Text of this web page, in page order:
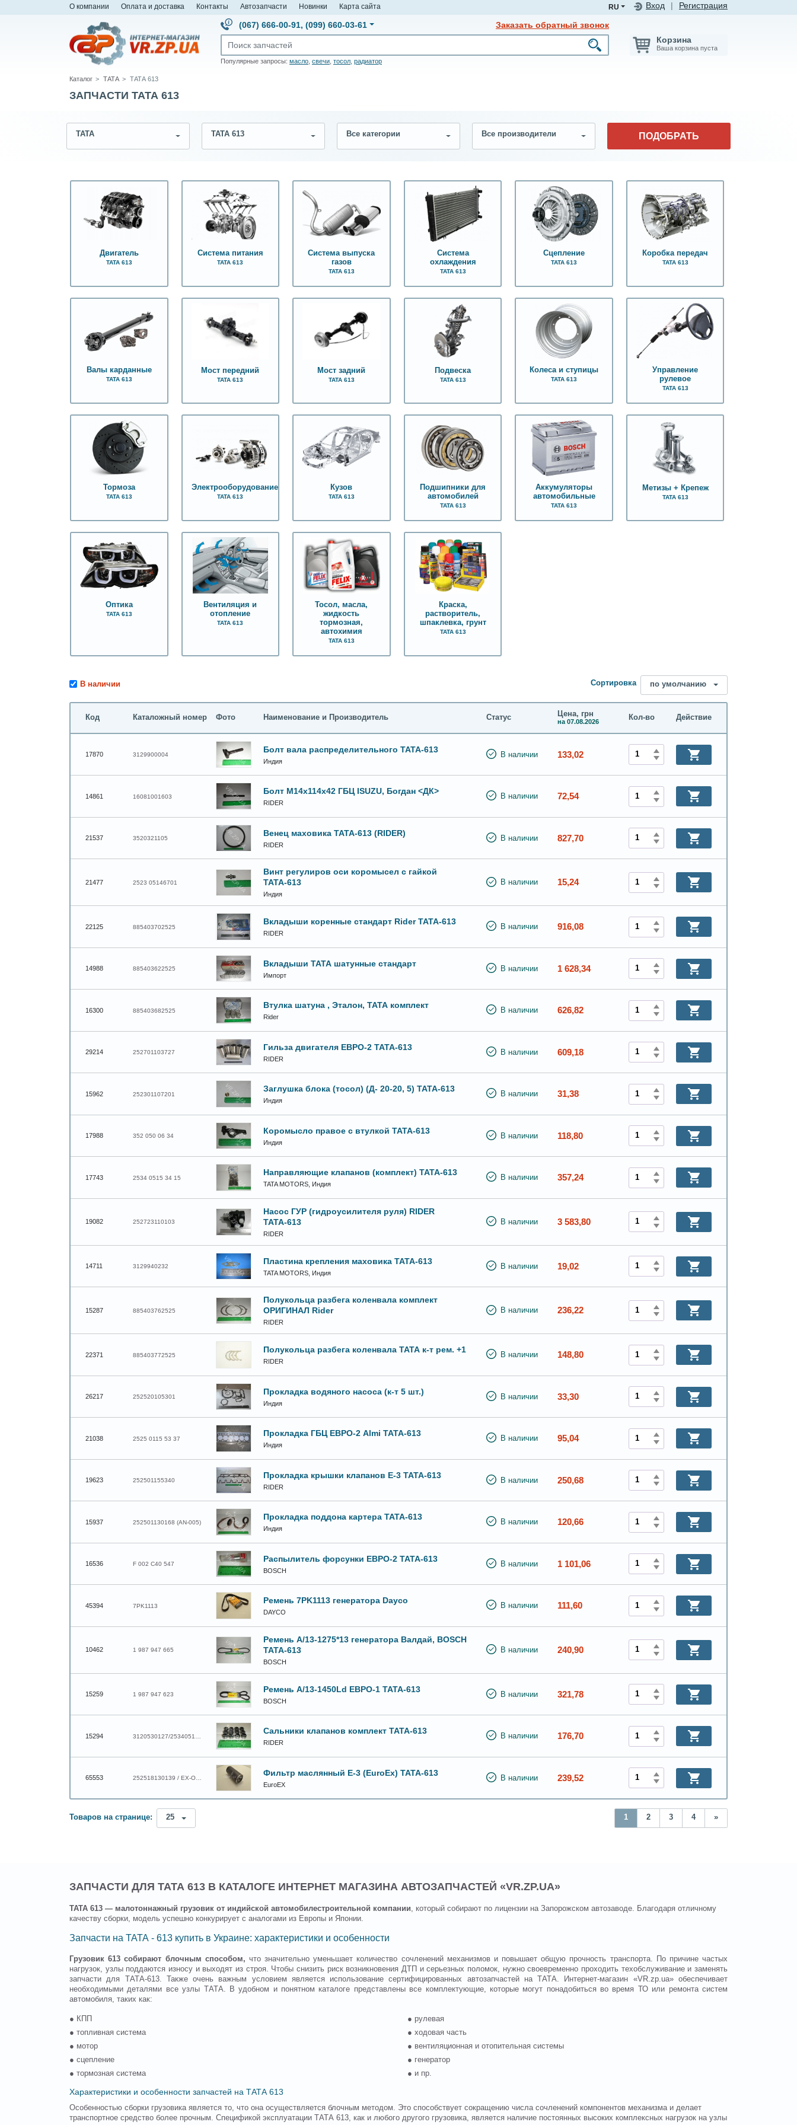
О компании Оплата и доставка Контакты Автозапчасти Новинки Карта сайта Вход Регистрация
RU
(067) 666-00-91, (099) 660-03-61 Заказать обратный звонок
Популярные запросы: масло свечи тосол радиатор
Корзина
Ваша корзина пуста
Каталог ТАТА ТАТА 613
ЗАПЧАСТИ ТАТА 613
ТАТА ТАТА 613 Все категории Все производители ПОДОБРАТЬ
Двигатель
ТАТА 613
Система питания
ТАТА 613
Система выпуска
газов
ТАТА 613
Система
охлаждения
ТАТА 613
Сцепление
ТАТА 613
Коробка передач
ТАТА 613
Валы карданные
ТАТА 613
Мост передний
ТАТА 613
Мост задний
ТАТА 613
Подвеска
ТАТА 613
Колеса и ступицы
ТАТА 613
Управление
рулевое
ТАТА 613
Тормоза
ТАТА 613
Электрооборудование
ТАТА 613
Кузов
ТАТА 613
Подшипники для
автомобилей
ТАТА 613
Аккумуляторы
автомобильные
ТАТА 613
Метизы + Крепеж
ТАТА 613
Оптика
ТАТА 613
Вентиляция и
отопление
ТАТА 613
Тосол, масла,
жидкость
тормозная,
автохимия
ТАТА 613
Краска,
растворитель,
шпаклевка, грунт
ТАТА 613
В наличии Сортировка по умолчанию
Код Каталожный номер Фото Наименование и Производитель Статус Цена, грн
на 07.08.2026 Кол-во Действие
17870 3129900004
Болт вала распределительного ТАТА-613
Индия
В наличии 133,02
14861 16081001603
Болт М14х114х42 ГБЦ ISUZU, Богдан <ДК>
RIDER
В наличии 72,54
21537 3520321105
Венец маховика ТАТА-613 (RIDER)
RIDER
В наличии 827,70
21477 2523 05146701
Винт регулиров оси коромысел с гайкой
ТАТА-613
Индия
В наличии 15,24
22125 885403702525
Вкладыши коренные стандарт Rider ТАТА-613
RIDER
В наличии 916,08
14988 885403622525
Вкладыши ТАТА шатунные стандарт
Импорт
В наличии 1 628,34
16300 885403682525
Втулка шатуна , Эталон, ТАТА комплект
Rider
В наличии 626,82
29214 252701103727
Гильза двигателя ЕВРО-2 ТАТА-613
RIDER
В наличии 609,18
15962 252301107201
Заглушка блока (тосол) (Д- 20-20, 5) ТАТА-613
Индия
В наличии 31,38
17988 352 050 06 34
Коромысло правое с втулкой ТАТА-613
Индия
В наличии 118,80
17743 2534 0515 34 15
Направляющие клапанов (комплект) ТАТА-613
TATA MOTORS, Индия
В наличии 357,24
19082 252723110103
Насос ГУР (гидроусилителя руля) RIDER
ТАТА-613
RIDER
В наличии 3 583,80
14711 3129940232
Пластина крепления маховика ТАТА-613
TATA MOTORS, Индия
В наличии 19,02
15287 885403762525
Полукольца разбега коленвала комплект
ОРИГИНАЛ Rider
RIDER
В наличии 236,22
22371 885403772525
Полукольца разбега коленвала ТАТА к-т рем. +1
RIDER
В наличии 148,80
26217 252520105301
Прокладка водяного насоса (к-т 5 шт.)
Индия
В наличии 33,30
21038 2525 0115 53 37
Прокладка ГБЦ ЕВРО-2 Almi ТАТА-613
Индия
В наличии 95,04
19623 252501155340
Прокладка крышки клапанов Е-3 ТАТА-613
RIDER
В наличии 250,68
15937 252501130168 (AN-005)
Прокладка поддона картера ТАТА-613
Индия
В наличии 120,66
16536 F 002 C40 547
Распылитель форсунки ЕВРО-2 ТАТА-613
BOSCH
В наличии 1 101,06
45394 7PK1113
Ремень 7PK1113 генератора Dayco
DAYCO
В наличии 111,60
10462 1 987 947 665
Ремень А/13-1275*13 генератора Валдай, BOSCH
ТАТА-613
BOSCH
В наличии 240,90
15259 1 987 947 623
Ремень А/13-1450Ld ЕВРО-1 ТАТА-613
BOSCH
В наличии 321,78
15294
Сальники клапанов комплект ТАТА-613
RIDER
В наличии 176,70
65553
Фильтр маслянный E-3 (EuroEx) ТАТА-613
EuroEX
В наличии 239,52
Товаров на странице: 25 1 2 3 4 »
ЗАПЧАСТИ ДЛЯ ТАТА 613 В КАТАЛОГЕ ИНТЕРНЕТ МАГАЗИНА АВТОЗАПЧАСТЕЙ «VR.ZP.UA»
ТАТА 613 — малотоннажный грузовик от индийской автомобилестроительной компании, который собирают по лицензии на Запорожском автозаводе. Благодаря отличному
качеству сборки, модель успешно конкурирует с аналогами из Европы и Японии.
Запчасти на ТАТА - 613 купить в Украине: характеристики и особенности
Грузовик 613 собирают блочным способом, что значительно уменьшает количество сочленений механизмов и повышает общую прочность транспорта. По причине частых
нагрузок, узлы поддаются износу и выходят из строя. Чтобы снизить риск возникновения ДТП и серьезных поломок, нужно своевременно проходить техобслуживание и заменять
запчасти для ТАТА-613. Также очень важным условием является использование сертифицированных автозапчастей на ТАТА. Интернет-магазин «VR.zp.ua» обеспечивает
необходимыми деталями все узлы ТАТА. В удобном и понятном каталоге представлены все комплектующие, которые могут понадобиться во время ТО или ремонта систем
автомобиля, таких как:
● КПП
● топливная система
● мотор
● сцепление
● тормозная система
● рулевая
● ходовая часть
● вентиляционная и отопительная системы
● генератор
● и пр.
Характеристики и особенности запчастей на ТАТА 613
Особенностью сборки грузовика является то, что она осуществляется блочным методом. Это способствует сокращению числа сочленений компонентов механизма и делает
транспортное средство более прочным. Спецификой эксплуатации ТАТА 613, как и любого другого грузовика, является наличие постоянных высоких комплексных нагрузок на узлы